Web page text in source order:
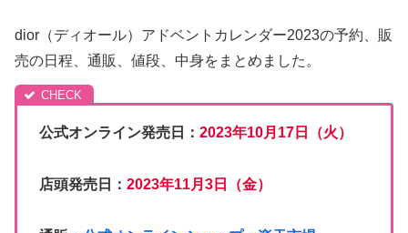
dior（ディオール）アドベントカレンダー2023の予約、販
売の日程、通販、値段、中身をまとめました。
公式オンライン発売日： 2023年10月17日（火）
店頭発売日： 2023年11月3日（金）